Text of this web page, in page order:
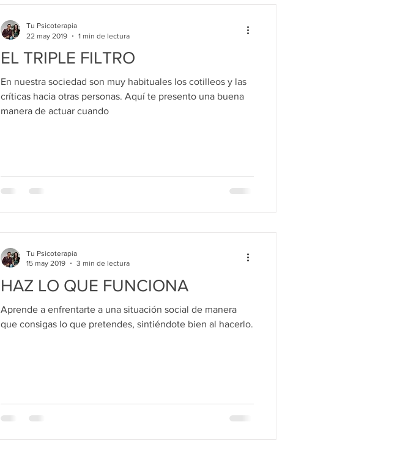
EL TRIPLE FILTRO
En nuestra sociedad son muy habituales los cotilleos y las
críticas hacia otras personas. Aquí te presento una buena
manera de actuar cuando
Tu Psicoterapia
22 may 2019
1 min de lectura
HAZ LO QUE FUNCIONA
Aprende a enfrentarte a una situación social de manera
que consigas lo que pretendes, sintiéndote bien al hacerlo.
Tu Psicoterapia
15 may 2019
3 min de lectura